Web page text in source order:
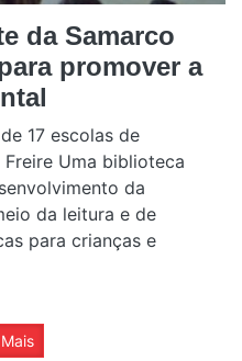
da Samarco
promover a
17 escolas de
Uma biblioteca
da
da leitura e de
para crianças e